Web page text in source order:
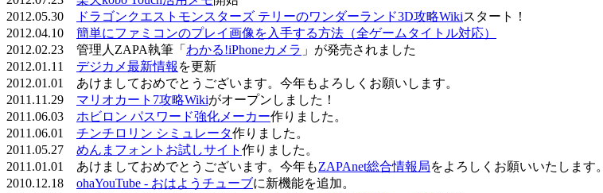
2012.05.30
ドラゴンクエストモンスターズ テリーのワンダーランド3D攻略Wikiスタート！
2012.04.10 簡単にファミコンのプレイ画像を入手する方法（全ゲームタイトル対応）
2012.02.23 管理人ZAPA執筆「 わかる!iPhoneカメラ 」が発売されました
2012.01.11 デジカメ最新情報 を更新
2012.01.01 あけましておめでとうございます。今年もよろしくお願いします。
2011.11.29 マリオカート7攻略Wikiがオープンしました！
2011.06.03 ホビロン パスワード強化メーカー作りました。
2011.06.01 チンチロリン シミュレータ作りました。
2011.05.27 めんまフォントお試しサイト 作りました。
2011.01.01 あけましておめでとうございます。今年もZAPAnet総合情報局をよろしくお願いいたします。
2010.12.18 ohaYouTube - おはようチューブに新機能を追加。